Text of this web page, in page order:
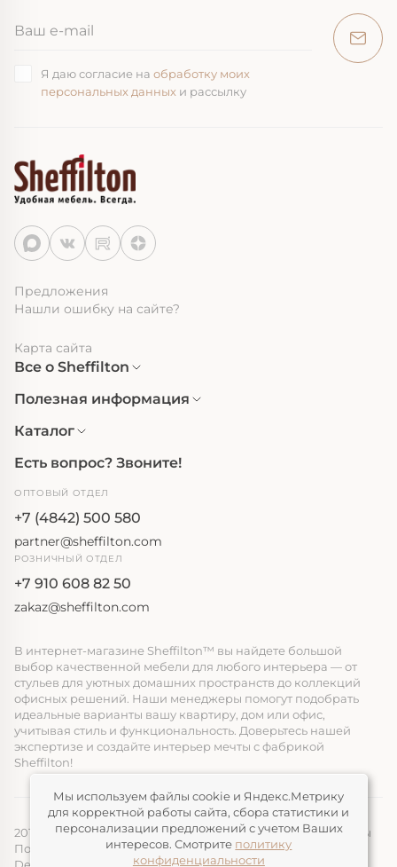
Я даю согласие на обработку моих
персональных данных и рассылку
Предложения
Нашли ошибку на сайте?
Карта сайта
Все о Sheffilton
Полезная информация
Каталог
Есть вопрос? Звоните!
ОПТОВЫЙ ОТДЕЛ
+7 (4842) 500 580
partner@sheffilton.com
РОЗНИЧНЫЙ ОТДЕЛ
+7 910 608 82 50
zakaz@sheffilton.com
В интернет-магазине Sheffilton™ вы найдете большой
выбор качественной мебели для любого интерьера — от
стульев для уютных домашних пространств до коллекций
офисных решений. Наши менеджеры помогут подобрать
идеальные варианты вашу квартиру, дом или офис,
учитывая стиль и функциональность. Доверьтесь нашей
экспертизе и создайте интерьер мечты с фабрикой
Sheffilton!
2014-2026, ООО «ЭЛМАТ», Sheffilton™ Все права защищены
Политика конфиденциальности
Devimax
— Создание и продвижение сайтов
Мы используем файлы cookie и Яндекс.Метрику
для корректной работы сайта, сбора статистики и
персонализации предложений с учетом Ваших
интересов. Смотрите политику
конфиденциальности